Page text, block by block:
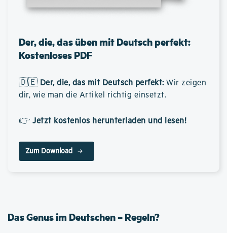
Der, die, das üben mit Deutsch perfekt:
Kostenloses PDF
🇩🇪 Der, die, das mit Deutsch perfekt: Wir zeigen
dir, wie man die Artikel richtig einsetzt.
👉 Jetzt kostenlos herunterladen und lesen!
Zum Download
Das Genus im Deutschen – Regeln?